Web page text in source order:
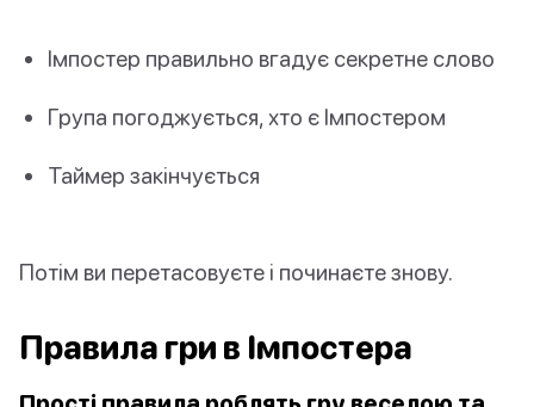
Імпостер правильно вгадує секретне слово
Група погоджується, хто є Імпостером
Таймер закінчується
Потім ви перетасовуєте і починаєте знову.
Правила гри в Імпостера